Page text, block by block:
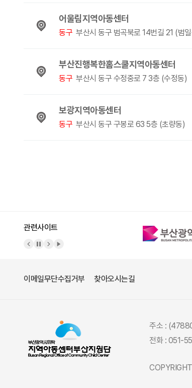
어울림지역아동센터
동구 부산시 동구 범곡북로 14번길 21 (범
부산진행복한홈스쿨지역아동센터
동구 부산시 동구 수정중로 7 3층 (수정동)
보광지역아동센터
동구 부산시 동구 구봉로 63 5층 (초량동)
관련사이트
이메일무단수집거부 찾아오시는길
주소 :
전화 : 051-